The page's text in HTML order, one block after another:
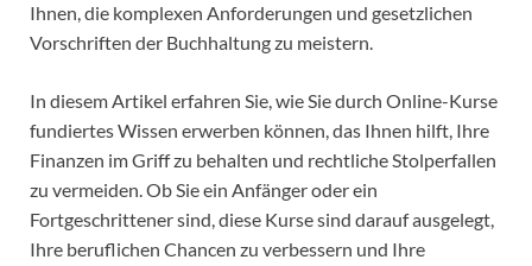
Ihnen, die komplexen Anforderungen und gesetzlichen
Vorschriften der Buchhaltung zu meistern.
In diesem Artikel erfahren Sie, wie Sie durch Online-Kurse
fundiertes Wissen erwerben können, das Ihnen hilft, Ihre
Finanzen im Griff zu behalten und rechtliche Stolperfallen
zu vermeiden. Ob Sie ein Anfänger oder ein
Fortgeschrittener sind, diese Kurse sind darauf ausgelegt,
Ihre beruflichen Chancen zu verbessern und Ihre